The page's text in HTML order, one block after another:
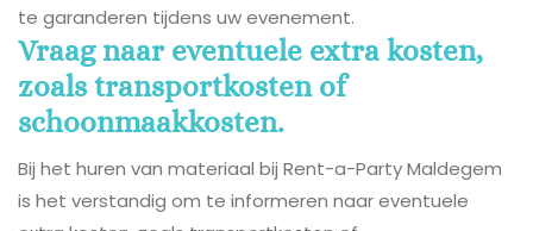
te garanderen tijdens uw evenement.
Vraag naar eventuele extra kosten,
zoals transportkosten of
schoonmaakkosten.
Bij het huren van materiaal bij Rent-a-Party Maldegem
is het verstandig om te informeren naar eventuele